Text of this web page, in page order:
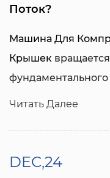
Поток?
Машина Для
Крышек
фундаментального
Читать Далее
DEC,24